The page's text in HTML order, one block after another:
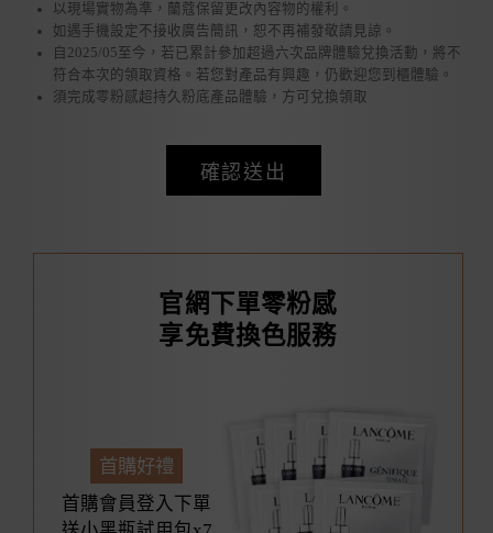
以現場實物為準，蘭蔻保留更改內容物的權利。
如遇手機設定不接收廣告簡訊，恕不再補發敬請見諒。
自2025/05至今，若已累計參加超過六次品牌體驗兌換活動，將不
符合本次的領取資格。若您對產品有興趣，仍歡迎您到櫃體驗。
須完成零粉感超持久粉底產品體驗，方可兌換領取
確認送出
官網下單零粉感
享免費換色服務
首購好禮
首購會員登入下單